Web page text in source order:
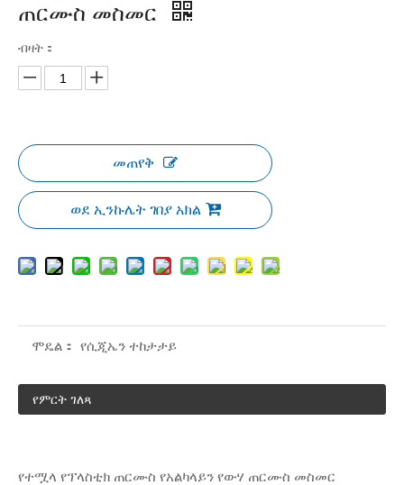
ጠርሙስ መስመር
ብዛት：
መጠየቅ
ወደ ኢንኩሌት ገበያ አክል
ሞዴል： የሲጂኤን ተከታታይ
የምርት ገለጻ
የተሟላ የፕላስቲክ ጠርሙስ የአልካላይን የውሃ ጠርሙስ መስመር